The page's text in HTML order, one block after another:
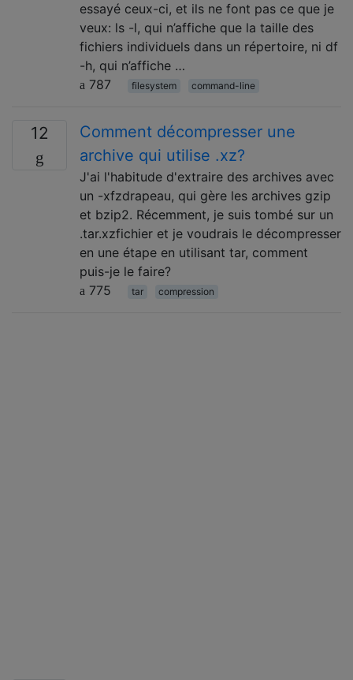
essayé ceux-ci, et ils ne font pas ce que je
veux: ls -l, qui n’affiche que la taille des
fichiers individuels dans un répertoire, ni df
-h, qui n’affiche …
787
filesystem command-line
12
Comment décompresser une
archive qui utilise .xz?
J'ai l'habitude d'extraire des archives avec
un -xfzdrapeau, qui gère les archives gzip
et bzip2. Récemment, je suis tombé sur un
.tar.xzfichier et je voudrais le décompresser
en une étape en utilisant tar, comment
puis-je le faire?
775
tar compression